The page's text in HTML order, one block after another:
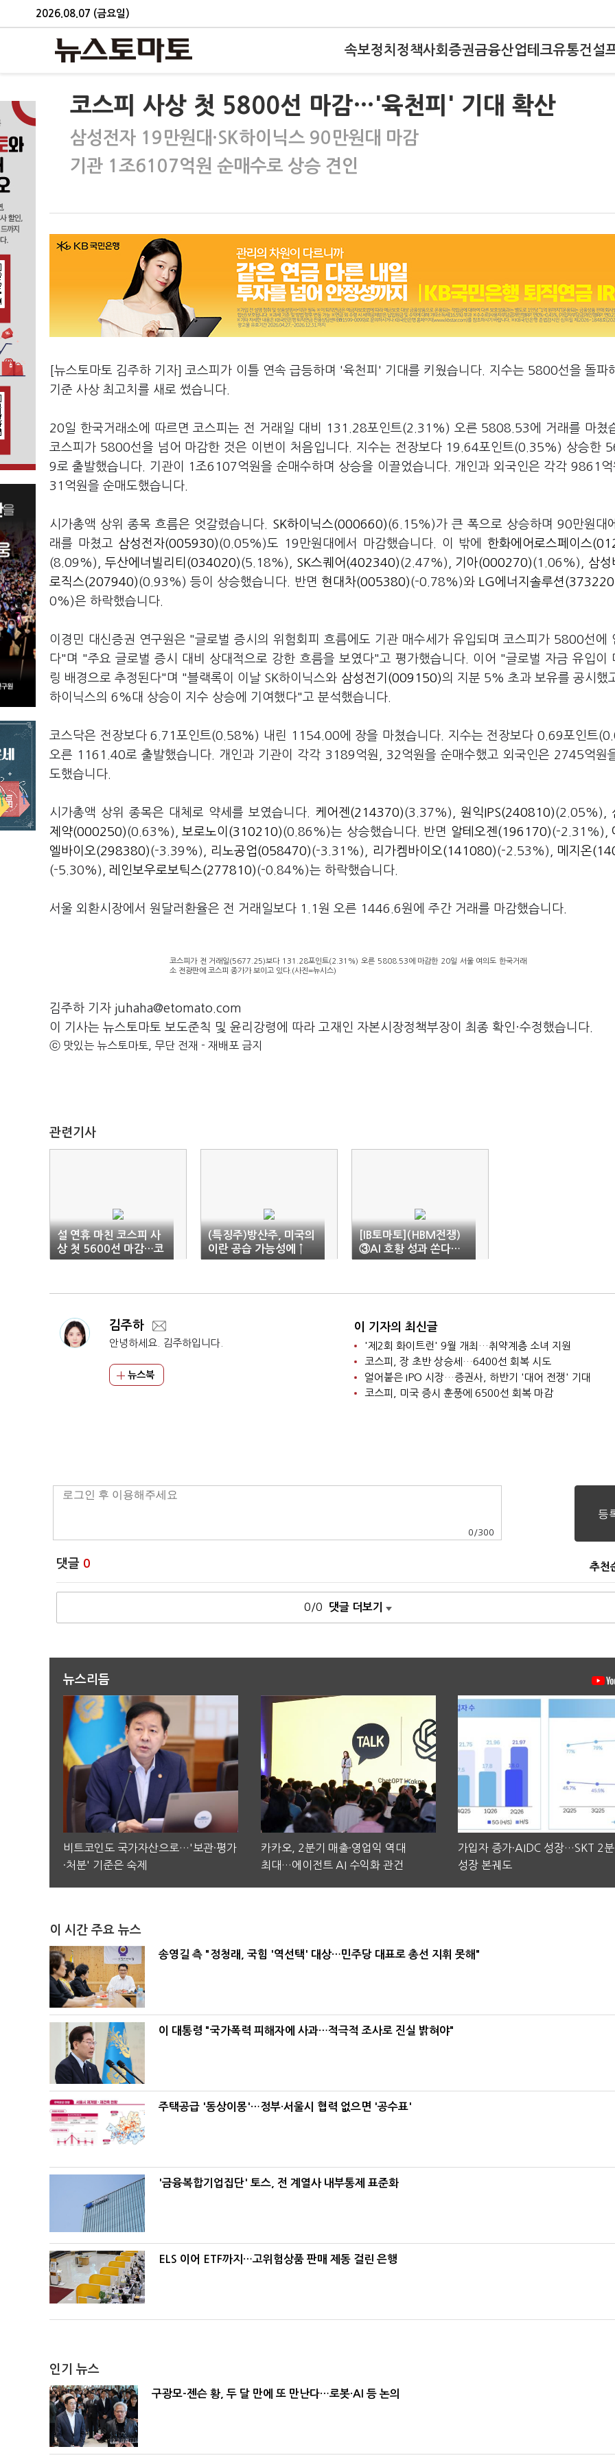
2026.08.07 (금요일)
속보정치 정책사회 증권금융산업테크유통건설
코스피 사상 첫 5800선 마감…'육천피' 기대 확산
삼성전자 19만원대·SK하이닉스 90만원대 마감
기관 1조6107억원 순매수로 상승 견인
[뉴스토마토 김주하 기자] 코스피가 이틀 연속 급등하며 '육천피' 기대를 키웠습니다. 지수는 5800선을 돌파
기준 사상 최고치를 새로 썼습니다.
20일 한국거래소에 따르면 코스피는 전 거래일 대비 131.28포인트(2.31%) 오른 5808.53에 거래를 마쳤
코스피가 5800선을 넘어 마감한 것은 이번이 처음입니다. 지수는 전장보다 19.64포인트(0.35%) 상승한
9로 출발했습니다. 기관이 1조6107억원을 순매수하며 상승을 이끌었습니다. 개인과 외국인은 각각 9861
31억원을 순매도했습니다.
시가총액 상위 종목 흐름은 엇갈렸습니다. SK하이닉스(000660)(6.15%)가 큰 폭으로 상승하며 90만원대
래를 마쳤고 삼성전자(005930)(0.05%)도 19만원대에서 마감했습니다. 이 밖에한화에어로스페이스
(8.09%), 두산에너빌리티(034020)(5.18%), SK스퀘어(402340)(2.47%), 기아(000270)(1.06%), 삼성
로직스(207940)(0.93%) 등이 상승했습니다. 반면 현대차(005380)(-0.78%)와
LG에너지솔루션
0%)은 하락했습니다.
이경민 대신증권 연구원은 "글로벌 증시의 위험회피 흐름에도 기관 매수세가 유입되며 코스피가 5800선에
다"며 "주요 글로벌 증시 대비 상대적으로 강한 흐름을 보였다"고 평가했습니다. 이어 "글로벌 자금 유입이
링 배경으로 추정된다"며 "블랙록이 이날 SK하이닉스와 삼성전기(009150)의 지분 5% 초과 보유를 공시했
하이닉스의 6%대 상승이 지수 상승에 기여했다"고 분석했습니다.
코스닥은 전장보다 6.71포인트(0.58%) 내린 1154.00에 장을 마쳤습니다. 지수는 전장보다 0.69포인트
오른 1161.40로 출발했습니다. 개인과 기관이 각각 3189억원, 32억원을 순매수했고 외국인은 2745억원
도했습니다.
시가총액 상위 종목은 대체로 약세를 보였습니다. 케어젠(214370)(3.37%), 원익IPS(240810)(2.05%),
제약(000250)(0.63%),보로노이(310210)(0.86%)는 상승했습니다. 반면 알테오젠(196170)(-2.31%),
엘바이오(298380)(-3.39%), 리노공업(058470)(-3.31%), 리가켐바이오(141080)(-2.53%), 메지온
(-5.30%), 레인보우로보틱스(277810)(-0.84%)는 하락했습니다.
서울 외환시장에서 원달러환율은 전 거래일보다 1.1원 오른 1446.6원에 주간 거래를 마감했습니다.
코스피가 전 거래일(5677.25)보다 131.28포인트(2.31%) 오른 5808.53에 마감한 20일 서울 여의도 한국거래
소 전광판에 코스피 종가가 보이고 있다.(사진=뉴시스)
김주하 기자 juhaha@etomato.com
이 기사는 뉴스토마토 보도준칙 및 윤리강령에 따라 고재인 자본시장정책부장이 최종 확인·수정했습니다.
ⓒ 맛있는 뉴스토마토, 무단 전재 - 재배포 금지
관련기사
설 연휴 마친 코스피 사
상 첫 5600선 마감…코
스닥 5% 급등
(특징주)방산주, 미국의
이란 공습 가능성에 ↑
[IB토마토](HBM전쟁)
③AI 호황 성과 쏜다…
반도체 빅2 환원 경쟁
김주하
안녕하세요. 김주하입니다.
뉴스북
이 기자의 최신글
'제2회 화이트런' 9월 개최…취약계층 소녀 지원
코스피, 장 초반 상승세…6400선 회복 시도
얼어붙은 IPO 시장…증권사, 하반기 '대어 전쟁' 기대
코스피, 미국 증시 훈풍에 6500선 회복 마감
0 /300
댓글 0 추천
0/0 댓글 더보기
뉴스리듬
비트코인도 국가자산으로…'보관·평가
·처분' 기준은 숙제
카카오, 2분기 매출·영업익 역대
최대…에이전트 AI 수익화 관건
가입자 증가·AIDC 성장…SKT 2
성장 본궤도
이 시간 주요 뉴스
송영길 측 "정청래, 국힘 '역선택' 대상…민주당 대표로 총선 지휘 못해"
이 대통령 "국가폭력 피해자에 사과…적극적 조사로 진실 밝혀야"
주택공급 '동상이몽'…정부·서울시 협력 없으면 '공수표'
'금융복합기업집단' 토스, 전 계열사 내부통제 표준화
ELS 이어 ETF까지…고위험상품 판매 제동 걸린 은행
인기 뉴스
구광모-젠슨 황, 두 달 만에 또 만난다…로봇·AI 등 논의